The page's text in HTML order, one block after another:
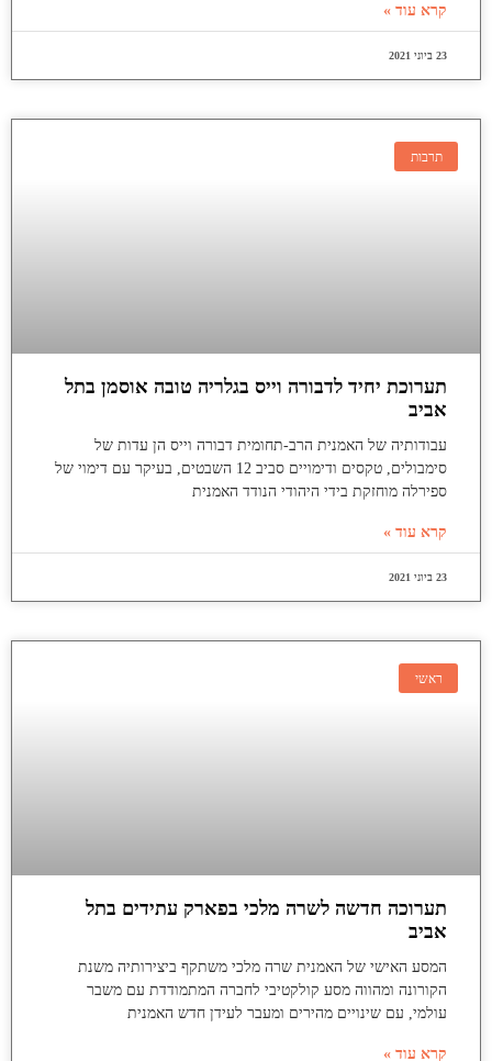
קרא עוד »
23 ביוני 2021
תרבות
תערוכת יחיד לדבורה וייס בגלריה טובה אוסמן בתל
אביב
עבודותיה של האמנית הרב-תחומית דבורה וייס הן עדות של
סימבולים, טקסים ודימויים סביב 12 השבטים, בעיקר עם דימוי של
ספירלה מוחזקת בידי היהודי הנודד האמנית
קרא עוד »
23 ביוני 2021
ראשי
תערוכה חדשה לשרה מלכי בפארק עתידים בתל
אביב
המסע האישי של האמנית שרה מלכי משתקף ביצירותיה משנת
הקורונה ומהווה מסע קולקטיבי לחברה המתמודדת עם משבר
עולמי, עם שינויים מהירים ומעבר לעידן חדש האמנית
קרא עוד »